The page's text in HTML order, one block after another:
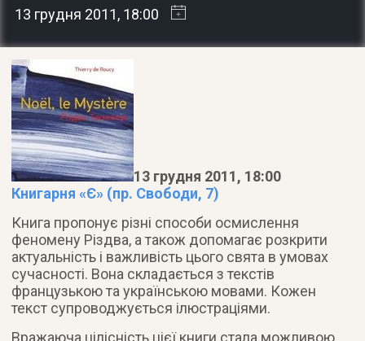
ДОВІДКА
13 грудня 2011, 18:00
13 грудня 2011, 18:00
Книгарня «Є» (пр. Свободи, 7)
Книга пропонує різні способи осмислення
феномену Різдва, а також допомагає розкрити
актуальність і важливість цього свята в умовах
сучасності. Вона складається з текстів
французькою та українською мовами. Кожен
текст супроводжується ілюстраціями.
Вражаюча цілісність цієї книги стала можливою